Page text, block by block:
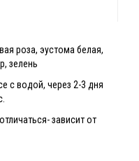
роза, эустома белая,
зелень
с водой, через 2-3 дня
зависит от